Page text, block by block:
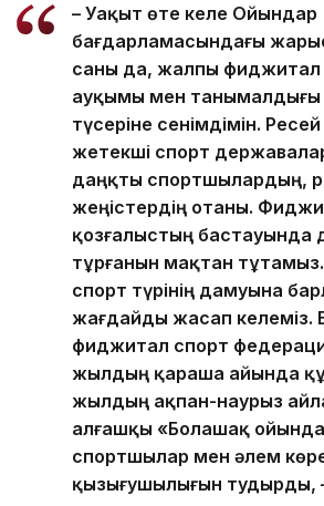
– Уақыт өте келе Ойындар
бағдарламасындағы
саны да, жалпы фиджитал
ауқымы мен танымалдығы
түсеріне сенімдімін.
жетекші спорт
даңқты спортшылардың,
жеңістердің отаны.
қозғалыстың бастауында
тұрғанын мақтан
спорт түрінің дамуына
жағдайды жасап келеміз.
фиджитал спорт
жылдың қараша айында
жылдың ақпан-наурыз
алғашқы «Болашақ
спортшылар мен әлем
қызығушылығын тудырды,